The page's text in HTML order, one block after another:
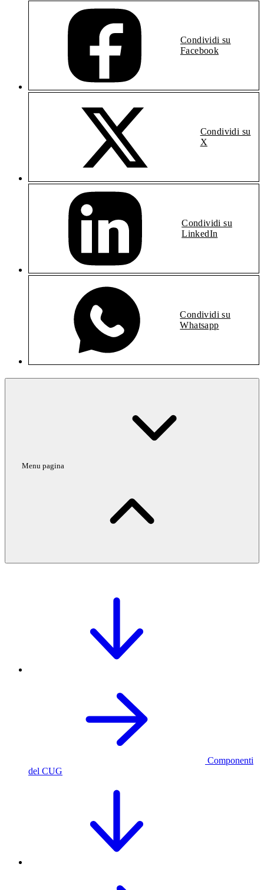
Condividi su
Facebook
Condividi su
X
Condividi su
LinkedIn
Condividi su
Whatsapp
Menu pagina
Componenti
del CUG